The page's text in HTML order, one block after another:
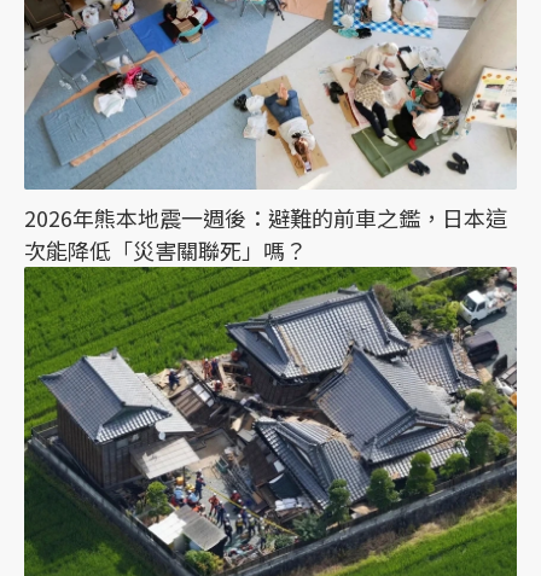
2026年熊本地震一週後：避難的前車之鑑，日本這
次能降低「災害關聯死」嗎？